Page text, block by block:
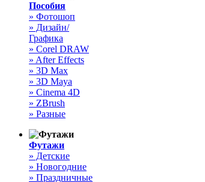
Пособия
» Фотошоп
» Дизайн/
Графика
» Corel DRAW
» After Effects
» 3D Max
» 3D Maya
» Cinema 4D
» ZBrush
» Разные
Футажи
» Детские
» Новогодние
» Праздничные